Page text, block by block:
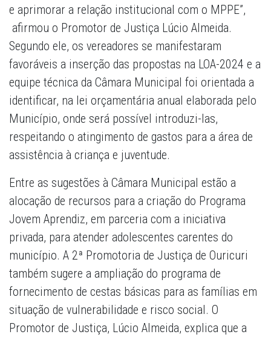
e aprimorar a relação institucional com o MPPE”,
afirmou o Promotor de Justiça Lúcio Almeida.
Segundo ele, os vereadores se manifestaram
favoráveis a inserção das propostas na LOA-2024 e a
equipe técnica da Câmara Municipal foi orientada a
identificar, na lei orçamentária anual elaborada pelo
Município, onde será possível introduzi-las,
respeitando o atingimento de gastos para a área de
assistência à criança e juventude.
Entre as sugestões à Câmara Municipal estão a
alocação de recursos para a criação do Programa
Jovem Aprendiz, em parceria com a iniciativa
privada, para atender adolescentes carentes do
município. A 2ª Promotoria de Justiça de Ouricuri
também sugere a ampliação do programa de
fornecimento de cestas básicas para as famílias em
situação de vulnerabilidade e risco social. O
Promotor de Justiça, Lúcio Almeida, explica que a